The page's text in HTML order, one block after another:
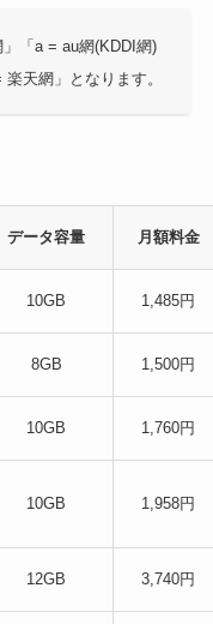
「a = au網(KDDI網)
天網」となります。
データ容量 月額料金
10GB 1,485円
8GB 1,500円
10GB 1,760円
10GB 1,958円
12GB 3,740円